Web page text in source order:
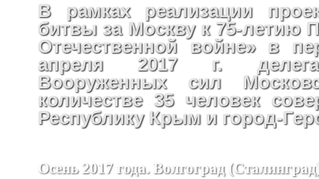
В рамках реализации
битвы за Москву к 75-летию
Отечественной войне» в
апреля 2017 г.
Вооруженных сил
количестве 35 человек
Республику Крым и город-
Осень 2017 года. Волгоград